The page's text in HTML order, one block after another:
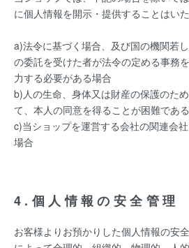
に個人情報を開示・提供することはいた
a)法令に基づく場合、及び国の機関若
の委託を受けた者が法令の定める事務
力する必要がある場合
b)人の生命、身体又は財産の保護のた
て、本人の同意を得ることが困難であ
c)当ショップを運営する会社の関連会
場合
4.個人情報の安全管理
お客様よりお預かりした個人情報の安